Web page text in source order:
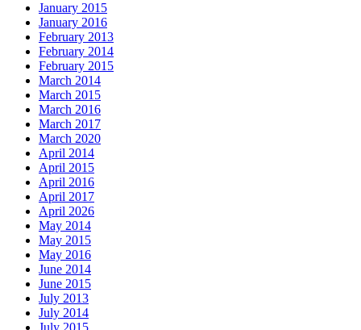
January 2015
January 2016
February 2013
February 2014
February 2015
March 2014
March 2015
March 2016
March 2017
March 2020
April 2014
April 2015
April 2016
April 2017
April 2026
May 2014
May 2015
May 2016
June 2014
June 2015
July 2013
July 2014